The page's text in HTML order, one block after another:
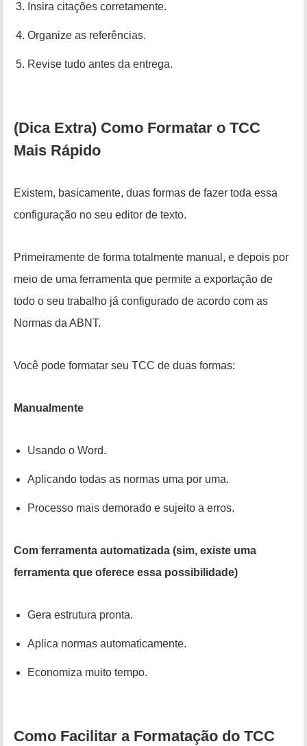
Insira citações corretamente.
Organize as referências.
Revise tudo antes da entrega.
(Dica Extra) Como Formatar o TCC
Mais Rápido
Existem, basicamente, duas formas de fazer toda essa
configuração no seu editor de texto.
Primeiramente de forma totalmente manual, e depois por
meio de uma ferramenta que permite a exportação de
todo o seu trabalho já configurado de acordo com as
Normas da ABNT.
Você pode formatar seu TCC de duas formas:
Manualmente
Usando o Word.
Aplicando todas as normas uma por uma.
Processo mais demorado e sujeito a erros.
Com ferramenta automatizada (sim, existe uma
ferramenta que oferece essa possibilidade)
Gera estrutura pronta.
Aplica normas automaticamente.
Economiza muito tempo.
Como Facilitar a Formatação do TCC